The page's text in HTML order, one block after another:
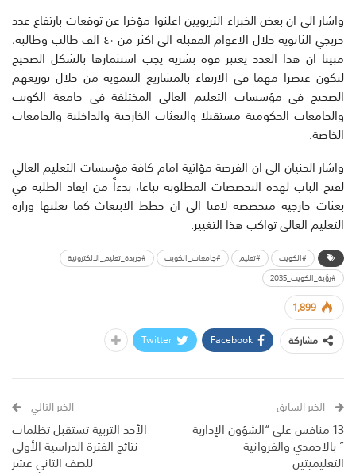
واشار الى ان بعض الخبراء التربويين اعلنوا مؤخرا عن توقعات بارتفاع عدد
خريجي الثانوية خلال الاعوام المقبلة الى اكثر من ٤٠ الف طالب وطالبة،
مبينا ان هذا العدد يعتبر قوة بشرية يجب استثمارها بالشكل الصحيح
لتكون عنصرا مهما في الارتقاء بالمشاريع التنموية من خلال توزيعهم
الصحيح في مؤسسات التعليم العالي المختلفة في جامعة الكويت
والجامعات الحكومية مستقبلا والبعثات الخارجية والداخلية والجامعات
الخاصة.
واشار الحنيان الى ان الفرصة مؤاتية امام كافة مؤسسات التعليم العالي
لفتح الباب لهذه التخصصات المطلوبة تباعا، بدءاً من ايفاد الطلبة في
بعثات خارجية متخصصة لافتا الى ان خطط الابتعاث كما تعلنها وزارة
التعليم العالي تواكب هذا التغيير.
#الكويت #تعليم #جامعات_الكويت
#جريدة_تعليم_الالكترونية
#رؤية_الكويت_2035
1,899
مشاركة
Facebook
Twitter
الخبر السابق
13 منافس على “الشؤون الإدارية
” بالاحمدي والفروانية
التعليميتين
الخبر التالي
الأحد التربية تستقبل تظلمات
نتائج الفترة الدراسية الأولى
للصف الثاني عشر